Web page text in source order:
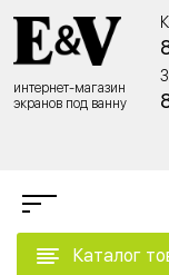
интернет-магазин
экранов под ванну
Каталог